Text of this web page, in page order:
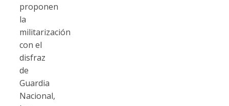
proponen
la
militarización
con el
disfraz
de
Guardia
Nacional,